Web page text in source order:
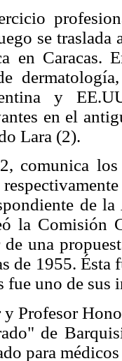
se traslada
en Caracas.
y
en el
Lara (2).
comunica
de
la Comisión
una
de 1955.
fue uno de sus
Profesor
de
para